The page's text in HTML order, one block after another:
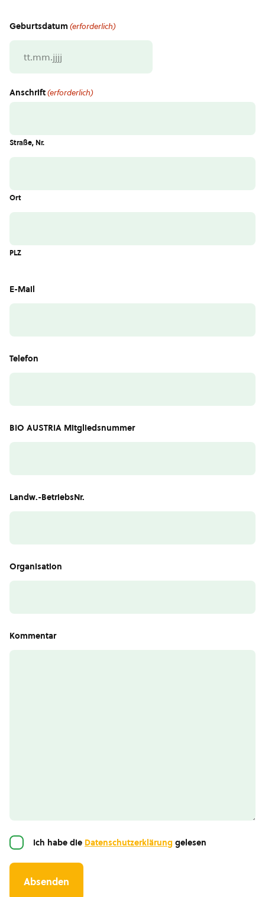
Geburtsdatum (erforderlich)
MM
Anschrift(erforderlich)
Straße, Nr.
Ort
PLZ
E-Mail
Telefon
BIO AUSTRIA Mitgliedsnummer
Landw.-BetriebsNr.
Organisation
Kommentar
EinwilligungIch habe die Datenschutzerklärung gelesen